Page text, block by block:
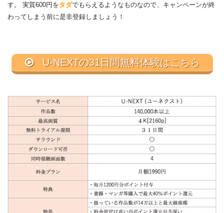
す。 実質600円をタダでもらえるようなものなので、キャンペーンが終
わってしまう前に是非登録しましょう！
U-NEXTの31日間無料体験はこちら